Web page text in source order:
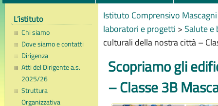
L’istituto
Chi siamo
Dove siamo e contatti
Dirigenza
Atti del Dirigente a.s.
2025/26
Struttura
Organizzativa
Istituto Comprensivo
laboratori e progetti > Salute e
culturali della nostra città –
Scopriamo gli
– Classe 3B